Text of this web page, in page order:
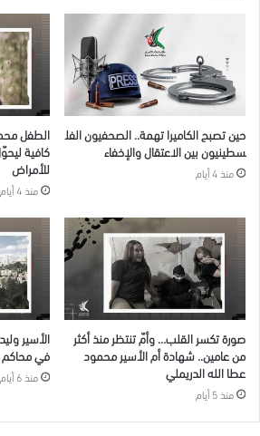
حين تصبح الكاميرا تهمة.. الصحفيون الفل
سطينيون بين الاعتقال والإخفاء
منذ 4 أيام
الطفل
كافية
للأمراض
منذ 4 أيام
صورة تكسر القلب… وأمّ تنتظر منذ أكثر
من عامين.. شهادة أم الأسير محمود
عطا الله الدريملي
منذ 5 أيام
الأسير
في محاكم
منذ 6 أيام